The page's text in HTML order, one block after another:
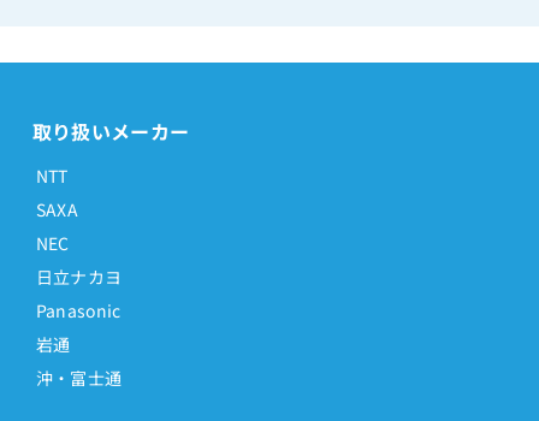
取り扱いメーカー
NTT
SAXA
NEC
日立ナカヨ
Panasonic
岩通
沖・富士通